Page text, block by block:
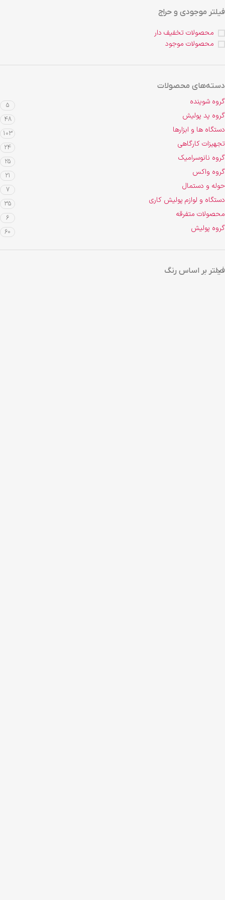
فیلتر موجودی و حراج
محصولات تخفیف دار
محصولات موجود
دسته‌های محصولات
گروه شوینده 5
گروه پد پولیش 48
دستگاه ها و ابزارها 103
تجهیزات کارگاهی 24
گروه نانوسرامیک 25
گروه واکس 21
حوله و دستمال 7
دستگاه و لوازم پولیش کاری 35
محصولات متفرقه 6
گروه پولیش 60
فیلتر بر اساس رنگ